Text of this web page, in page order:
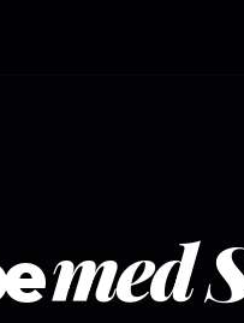
med